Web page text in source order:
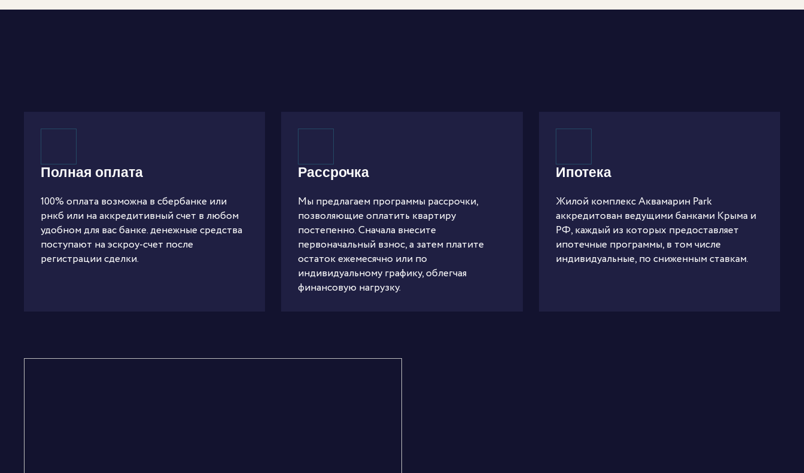
Полная оплата
100% оплата возможна в сбербанке или
рнкб или на аккредитивный счет в любом
удобном для вас банке. денежные средства
поступают на эскроу-счет после
регистрации сделки.
Рассрочка
Мы предлагаем программы рассрочки,
позволяющие оплатить квартиру
постепенно. Сначала внесите
первоначальный взнос, а затем платите
остаток ежемесячно или по
индивидуальному графику, облегчая
финансовую нагрузку.
Ипотека
Жилой комплекс Аквамарин Park
аккредитован ведущими банками Крыма и
РФ, каждый из которых предоставляет
ипотечные программы, в том числе
индивидуальные, по сниженным ставкам.